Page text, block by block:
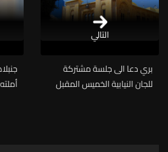
التالي
بري دعا الى جلسة مشتركة
للجان النيابية الخميس المقبل